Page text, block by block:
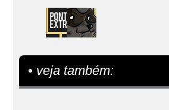
• veja também: